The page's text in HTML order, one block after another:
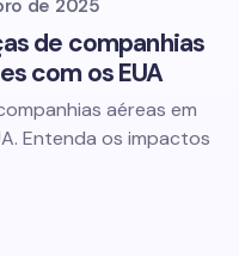
de 2025
de companhias
com os EUA
aéreas em
Entenda os impactos